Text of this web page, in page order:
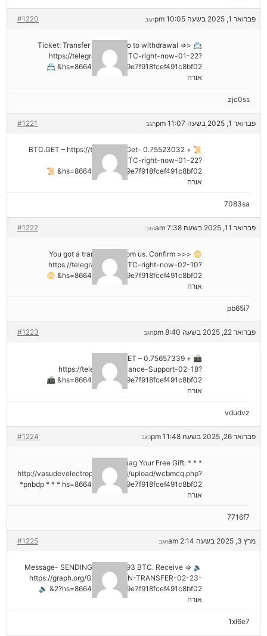
פברואר 1, 2025 בשעה 10:05 pm #1220 הגב
📇 Ticket: Transfer №NB26. Go to withdrawal =>>
https://telegra.ph/Get-BTC-right-now-01-22?
hs=8664c520642b9e7f918fcef491c8bf02& 📇
אורח
zjc0ss
פברואר 1, 2025 בשעה 11:07 pm #1221 הגב
📜 + 0.75523032 BTC.GET – https://telegra.ph/Get-
BTC-right-now-01-22?
hs=8664c520642b9e7f918fcef491c8bf02& 📜
אורח
7083sa
פברואר 11, 2025 בשעה 7:38 am #1222 הגב
📀 You got a transaction from us. Confirm >>>
https://telegra.ph/Get-BTC-right-now-02-10?
hs=8664c520642b9e7f918fcef491c8bf02& 📀
אורח
pb65i7
פברואר 22, 2025 בשעה 8:40 pm #1223 הגב
📠 + 0.75657339 BTC.GET –
https://telegra.ph/Binance-Support-02-18?
hs=8664c520642b9e7f918fcef491c8bf02& 📠
אורח
vdudvz
פברואר 26, 2025 בשעה 11:48 pm #1224 הגב
* * * Snag Your Free Gift:
http://vasudevelectroproject.com/upload/wcbmcq.php?
pnbdp * * * hs=8664c520642b9e7f918fcef491c8bf02*
אורח
7716f7
מרץ 3, 2025 בשעה 2:14 am #1225 הגב
🔉 Message- SENDING 0.75361393 BTC. Receive =>
https://graph.org/GET-BITCOIN-TRANSFER-02-23-
2?hs=8664c520642b9e7f918fcef491c8bf02& 🔉
אורח
1xl6e7